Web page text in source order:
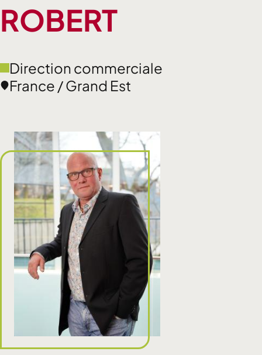
ROBERT
Direction commerciale
France / Grand Est